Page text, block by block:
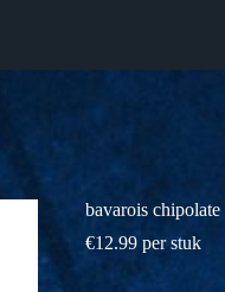
bavarois chipolate
€12.99 per stuk